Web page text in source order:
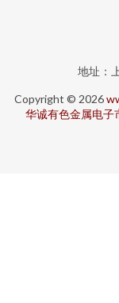
地址：
Copyright © 2026
华诚有色金属电子